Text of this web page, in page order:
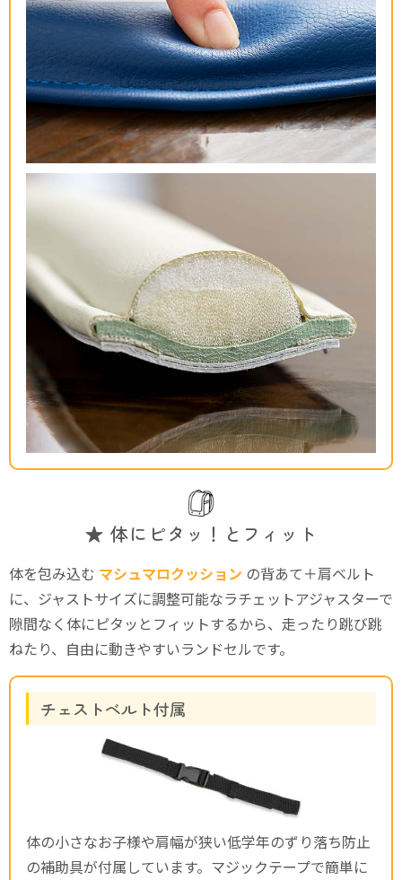
★ 体にピタッ！とフィット
体を包み込む マシュマロクッション の背あて＋肩ベルト
に、ジャストサイズに調整可能なラチェットアジャスターで
隙間なく体にピタッとフィットするから、走ったり跳び跳
ねたり、自由に動きやすいランドセルです。
チェストベルト付属
体の小さなお子様や肩幅が狭い低学年のずり落ち防止
の補助具が付属しています。マジックテープで簡単に